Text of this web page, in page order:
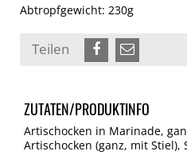
Abtropfgewicht: 230g
Teilen
ZUTATEN/PRODUKTINFO
Artischocken in Marinade,
Artischocken (ganz, mit Stiel),